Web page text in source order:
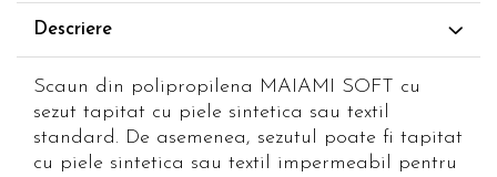
Descriere
Scaun din polipropilena MAIAMI SOFT cu
sezut tapitat cu piele sintetica sau textil
standard. De asemenea, sezutul poate fi tapitat
cu piele sintetica sau textil impermeabil pentru